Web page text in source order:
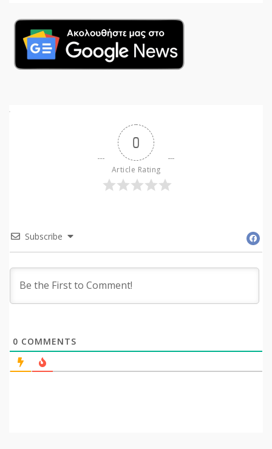
0
Article Rating
Subscribe
0 COMMENTS